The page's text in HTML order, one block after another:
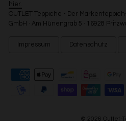
hier.
OUTLET Teppiche - Der
GmbH · Am Hünengrab 5 · 16928
Impressum Datenschutz
© 2026 Outlet-
Werbung
Erstellung von Profilen zur
Messung der Werbeleistung
Kombinationen von Daten aus
Entwicklung und
Verwendung reduzierter
Verwendung genauer